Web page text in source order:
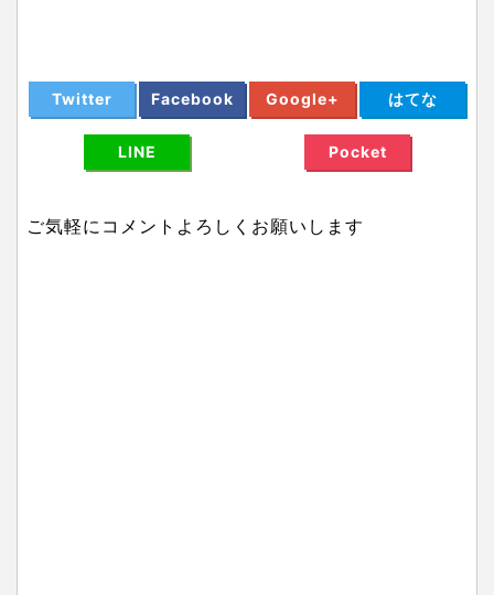
Twitter Facebook Google+ はてな
LINE Pocket
ご気軽にコメントよろしくお願いします